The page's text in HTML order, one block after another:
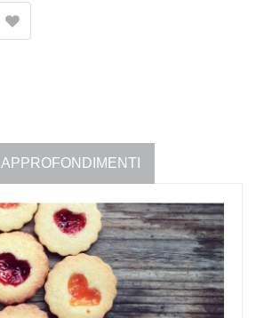
APPROFONDIMENTI